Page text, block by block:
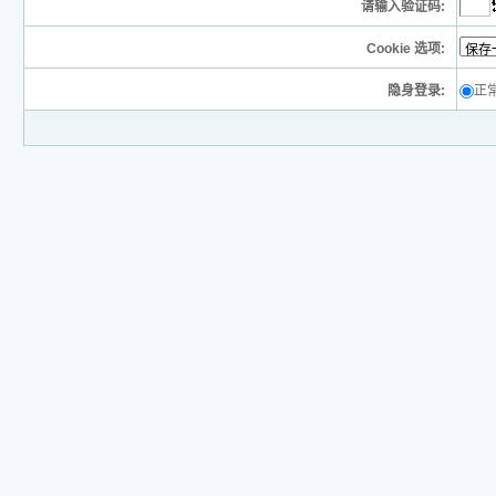
请输入验证码:
Cookie 选项:
隐身登录: 正